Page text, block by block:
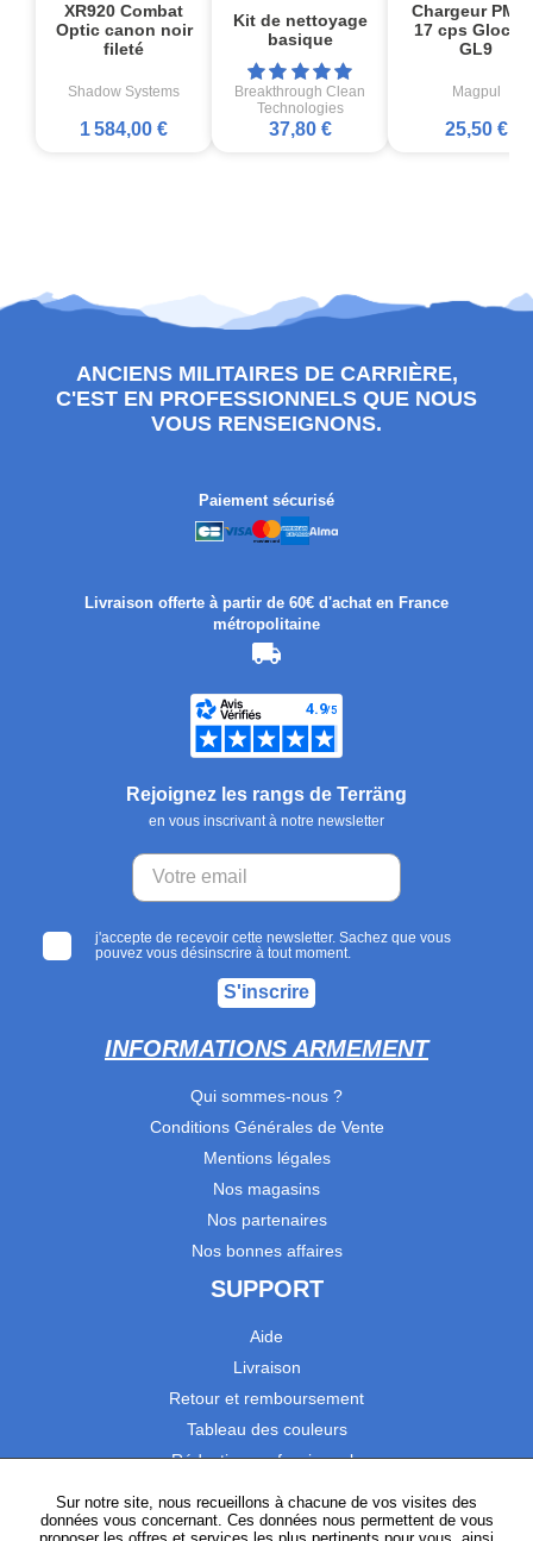
XR920 Combat
Optic canon noir
fileté
Shadow Systems
1 584,00 €
Kit de nettoyage
basique
Breakthrough Clean
Technologies
37,80 €
Chargeur
17 cps
GL9
Magpul
25,50 €
ANCIENS MILITAIRES DE CARRIÈRE,
C'EST EN PROFESSIONNELS QUE NOUS
VOUS RENSEIGNONS.
Paiement sécurisé
Livraison offerte à partir de 60€ d'achat en France
métropolitaine
Rejoignez les rangs de Terräng
en vous inscrivant à notre newsletter
j'accepte de recevoir cette newsletter. Sachez que vous
pouvez vous désinscrire à tout moment.
S'inscrire
INFORMATIONS ARMEMENT
Qui sommes-nous ?
Conditions Générales de Vente
Mentions légales
Nos magasins
Nos partenaires
Nos bonnes affaires
SUPPORT
Aide
Livraison
Retour et remboursement
Tableau des couleurs
Réduction professionnels
Satisfaction Clients
Sur notre site, nous recueillons à chacune de vos visites des
données vous concernant. Ces données nous permettent de vous